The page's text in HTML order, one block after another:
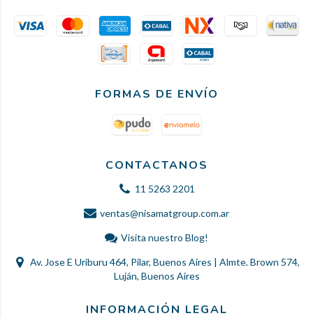
FORMAS DE ENVÍO
CONTACTANOS
11 5263 2201
ventas@nisamatgroup.com.ar
Visita nuestro Blog!
Av. Jose E Uriburu 464, Pilar, Buenos Aires | Almte. Brown 574,
Luján, Buenos Aires
INFORMACIÓN LEGAL